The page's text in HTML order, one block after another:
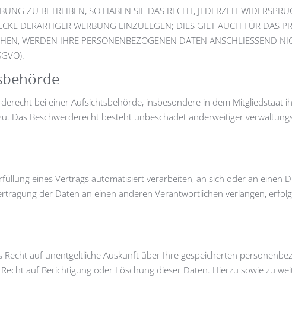
ZU BETREIBEN, SO HABEN SIE DAS RECHT, JEDERZEIT
DERARTIGER WERBUNG EINZULEGEN; DIES GILT AUCH FÜR DAS
WERDEN IHRE PERSONENBEZOGENEN DATEN ANSCHLIESSEND
bei einer Aufsichtsbehörde, insbesondere in dem Mitgliedstaat
Das Beschwerderecht besteht unbeschadet anderweitiger
eines Vertrags automatisiert verarbeiten, an sich oder an einen
der Daten an einen anderen Verantwortlichen verlangen,
auf unentgeltliche Auskunft über Ihre gespeicherten
auf Berichtigung oder Löschung dieser Daten. Hierzu sowie zu